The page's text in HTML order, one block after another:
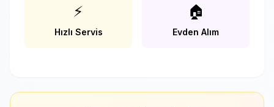
⚡
Hızlı Servis
🏠
Evden Alım